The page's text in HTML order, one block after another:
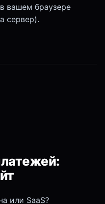
вашем браузере
сервер).
или SaaS?